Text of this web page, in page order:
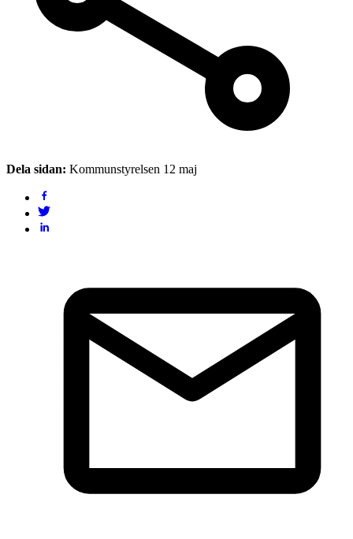
Dela sidan: Kommunstyrelsen 12 maj